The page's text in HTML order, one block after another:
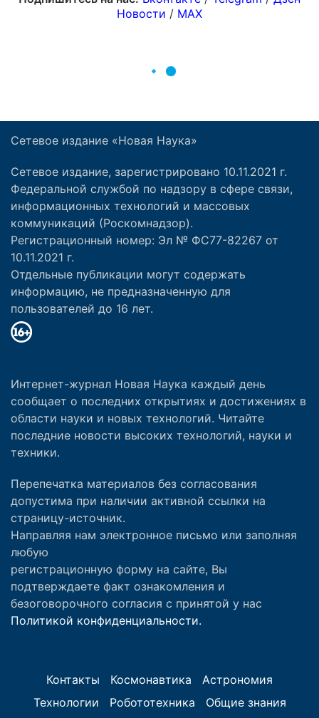
Сетевое издание «Новая Наука»
Сетевое издание, зарегистрировано 10.11.2021 г.
Федеральной службой по надзору в сфере связи,
информационных технологий и массовых
коммуникаций (Роскомнадзор).
Регистрационный номер: Эл № ФС77-82267 от
10.11.2021 г.
Отдельные публикации могут содержать
информацию, не предназначенную для
пользователей до 16 лет.
Интернет-журнал Новая Наука каждый день
сообщает о последних открытиях и достижениях в
области науки и новых технологий. Читайте
последние новости высоких технологий, науки и
техники.
Перепечатка материалов без согласования
допустима при наличии активной ссылки на
страницу-источник.
Направляя нам электронное письмо или заполняя
любую
регистрационную форму на сайте, Вы
подтверждаете факт ознакомления и
безоговорочного согласия с принятой у нас
Политикой конфиденциальности.
Контакты Космонавтика
Астрономия
Технологии
Робототехника
Общие знания